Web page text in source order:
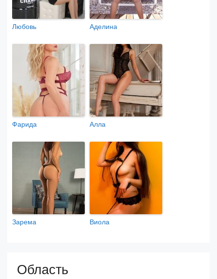
Любовь Аделина
Фарида Алла
Зарема Виола
Область